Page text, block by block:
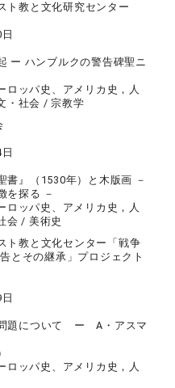
ト教と文化研究センター
ー ハンブルクの警告碑聖ニ
ロッパ史、アメリカ史，人
・社会 / 宗教学
書』（1530年）と木版画 －
を探る －
ロッパ史、アメリカ史，人
会 / 美術史
ト教と文化センター「戦争
とその継承」プロジェクト
問題について ー A・アスマ
ロッパ史、アメリカ史，人